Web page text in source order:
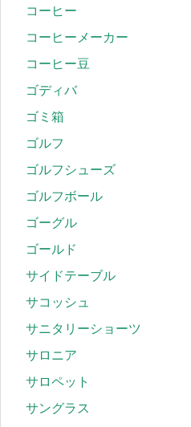
コーヒー
コーヒーメーカー
コーヒー豆
ゴディバ
ゴミ箱
ゴルフ
ゴルフシューズ
ゴルフボール
ゴーグル
ゴールド
サイドテーブル
サコッシュ
サニタリーショーツ
サロニア
サロペット
サングラス